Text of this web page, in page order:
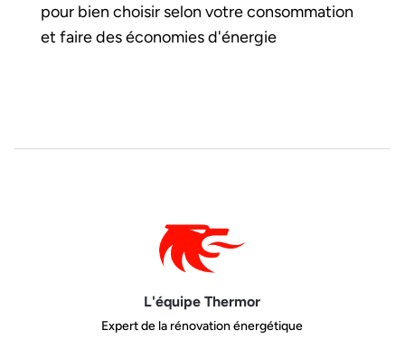
pour bien choisir selon votre consommation
et faire des économies d'énergie
L'équipe Thermor
Expert de la rénovation énergétique